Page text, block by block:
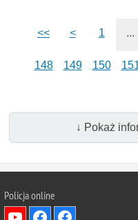
<< < 1 ...
148 149 150
↓ Pokaż
Policja online